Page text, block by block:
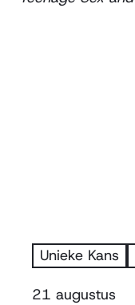
Unieke Kans
21 augustus